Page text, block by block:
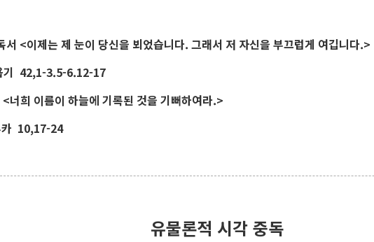
서 <이제는 제 눈이 당신을 뵈었습니다. 그래서 저 자신을 부끄럽게 여깁니다.>
42,1-3.5-6.12-17
너희 이름이 하늘에 기록된 것을 기뻐하여라.>
10,17-24
유물론적 시각 중독